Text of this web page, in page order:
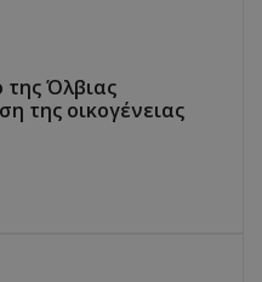
της Όλβιας
της οικογένειας